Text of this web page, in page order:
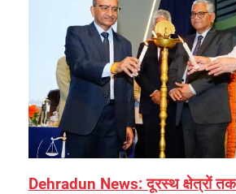
Dehradun News: दूरस्थ क्षेत्रों